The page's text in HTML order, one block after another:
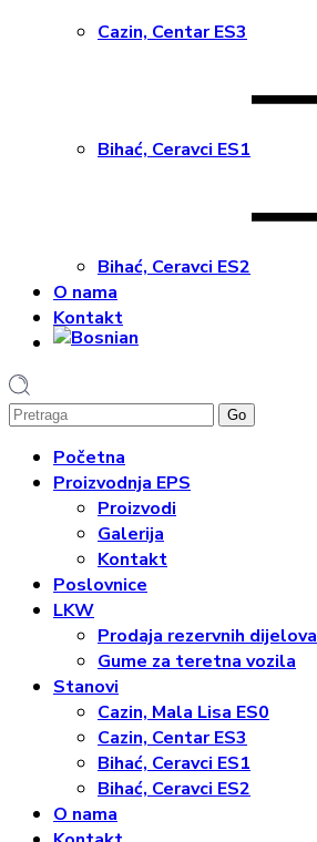
Cazin, Centar ES3
Bihać, Ceravci ES1
Bihać, Ceravci ES2
O nama
Kontakt
1
Početna
Proizvodnja EPS
Proizvodi
Galerija
Kontakt
Poslovnice
LKW
Prodaja rezervnih dijelova
Gume za teretna vozila
Stanovi
Cazin, Mala Lisa ES0
Cazin, Centar ES3
Bihać, Ceravci ES1
Bihać, Ceravci ES2
O nama